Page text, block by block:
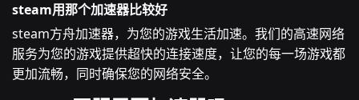
steam用那个加速器比较好
steam方舟加速器，为您的游戏生活加速。我们的高速网络
服务为您的游戏提供超快的连接速度，让您的每一场游戏都
更加流畅，同时确保您的网络安全。